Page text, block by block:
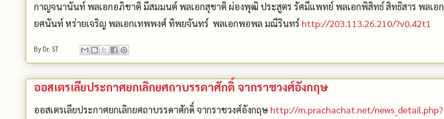
กาญจนานันท์ พลเอกอภิชาติ มีสมมนต์ พลเอกสุชาติ ผ่องพุฒิ ประสูตร รัศมีแพทย์ พลเอกพิสิทธ์ สิทธิสาร พลเอก
ยศนันท์ หร่ายเจริญ พลเอกเทพพงศ์ ทิพยจันทร์ พลเอกพอพล มณีรินทร์ http://203.113.26.210/?v0.42t1
ByDr. ST
ออสเตรเลียประกาศยกเลิกยศถาบรรดาศักดิ์ จากราชวงศ์อังกฤษ
ออสเตรเลียประกาศยกเลิกยศถาบรรดาศักดิ์ จากราชวงศ์อังกฤษ http://m.prachachat.net/news_detail.php?